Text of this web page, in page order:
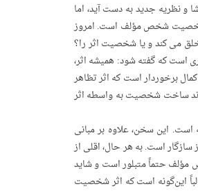
و نظریه­ جدید به دست آید، اما
شخصیت شخص مؤلف است. امروز
می ­کند و یا شخصیت اثر را؟
است که گفته شود: همیشه اثر،
برخوردار است که اثر تظاهر
ساخت شخصیت به ­واسطه­ اثر
است. این سخن، علاوه بر مبانی
است. به هر حال، اقلی از
حتماً متبلور است و شاید
این‌گونه است که اثر شخصیت